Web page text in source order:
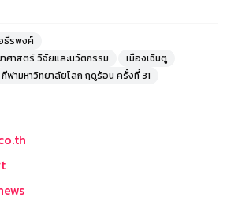
ธีรพงศ์
ศาสตร์ วิจัยและนวัตกรรม
เมืองเฉินตู
กีฬามหาวิทยาลัยโลก ฤดูร้อน ครั้งที่ 31